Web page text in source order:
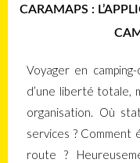
CARAMAPS :
Voyager en
d’une liberté totale,
organisation. Où
services ? Comment
route ?